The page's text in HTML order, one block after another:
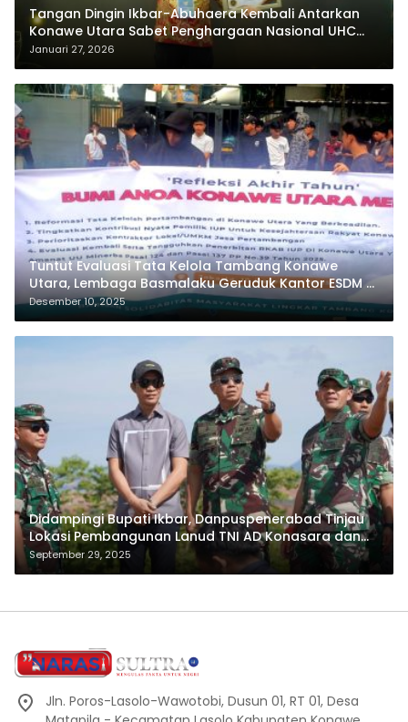
Tangan Dingin Ikbar-Abuhaera Kembali Antarkan
Konawe Utara Sabet Penghargaan Nasional UHC
Award 2026
Januari 27, 2026
Tuntut Evaluasi Tata Kelola Tambang Konawe
Utara, Lembaga Basmalaku Geruduk Kantor ESDM RI
dan PT.Antam
Desember 10, 2025
Didampingi Bupati Ikbar, Danpuspenerabad Tinjau
Lokasi Pembangunan Lanud TNI AD Konasara dan
Skadron 22 Sena
September 29, 2025
Jln. Poros-Lasolo-Wawotobi, Dusun 01, RT 01, Desa